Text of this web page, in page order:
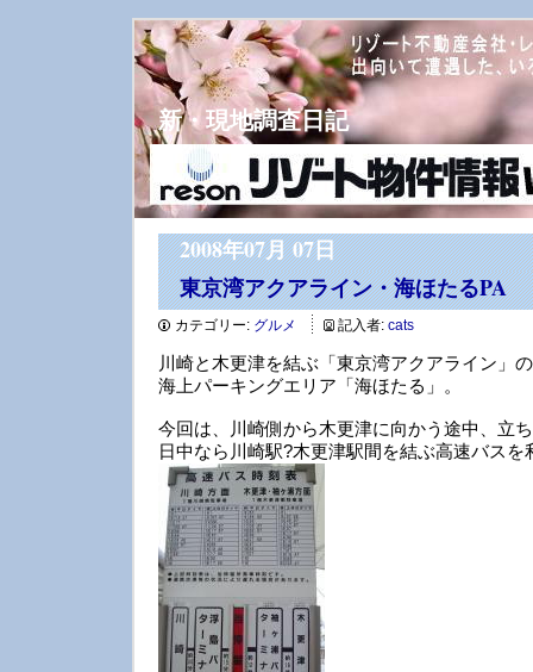
新・現地調査日記
2008年07月 07日
東京湾アクアライン・海ほたるPA
カテゴリー: グルメ 記入者: cats
川崎と木更津を結ぶ「東京湾アクアライン」
海上パーキングエリア「海ほたる」。
今回は、川崎側から木更津に向かう途中、立
日中なら川崎駅?木更津駅間を結ぶ高速バス